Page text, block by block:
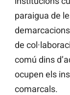
paraigua de
de
comú dins
ocupen els
comarcals.